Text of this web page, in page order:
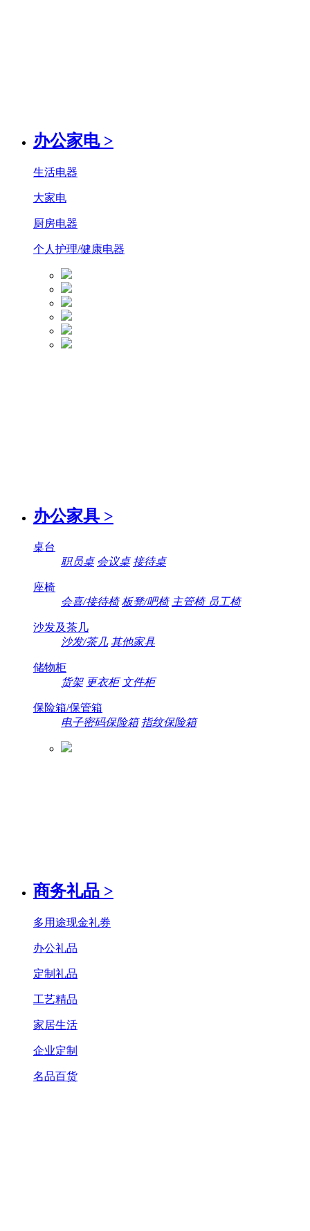
办公家电 >
生活电器
大家电
厨房电器
个人护理/健康电器
办公家具 >
桌台
职员桌 会议桌 接待桌
座椅
会喜/接待椅 板凳/吧椅 主管椅 员工椅
沙发及茶几
沙发/茶几 其他家具
储物柜
货架 更衣柜 文件柜
保险箱/保管箱
电子密码保险箱 指纹保险箱
商务礼品 >
多用途现金礼券
办公礼品
定制礼品
工艺精品
家居生活
企业定制
名品百货